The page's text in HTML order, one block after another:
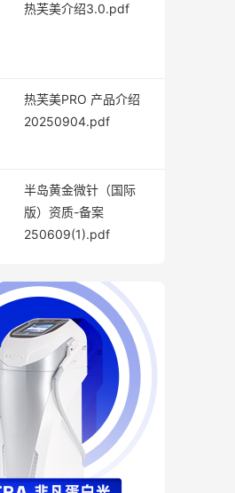
热芙美介绍3.0.pdf
热芙美PRO 产品介绍
20250904.pdf
半岛黄金微针（国际
版）资质-备案
250609(1).pdf